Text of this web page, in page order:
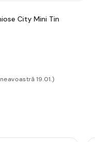
City Mini Tin
19.01.)